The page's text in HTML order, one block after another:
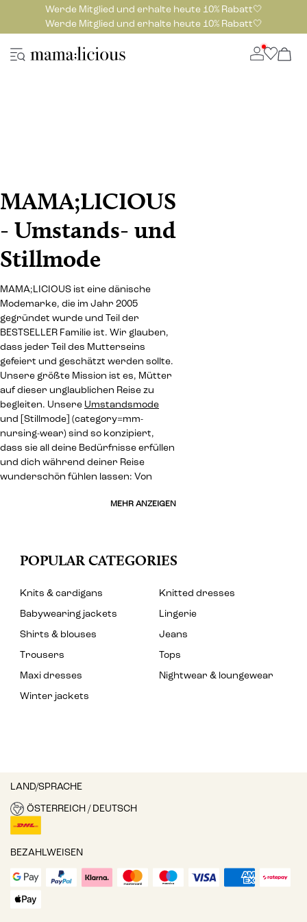
Werde Mitglied und erhalte heute 10% Rabatt🤍
Werde Mitglied und erhalte heute 10% Rabatt🤍
MAMA;LICIOUS
- Umstands- und
Stillmode
MAMA;LICIOUS ist eine dänische
Modemarke, die im Jahr 2005
gegründet wurde und Teil der
BESTSELLER Familie ist. Wir glauben,
dass jeder Teil des Mutterseins
gefeiert und geschätzt werden sollte.
Unsere größte Mission ist es, Mütter
auf dieser unglaublichen Reise zu
begleiten. Unsere Umstandsmode
und [Stillmode] (category=mm-
nursing-wear) sind so konzipiert,
dass sie all deine Bedürfnisse erfüllen
und dich während deiner Reise
wunderschön fühlen lassen: Von
MEHR ANZEIGEN
POPULAR CATEGORIES
Knits & cardigans
Knitted dresses
Babywearing jackets
Lingerie
Shirts & blouses
Jeans
Trousers
Tops
Maxi dresses
Nightwear & loungewear
Winter jackets
LAND/SPRACHE
ÖSTERREICH / DEUTSCH
BEZAHLWEISEN